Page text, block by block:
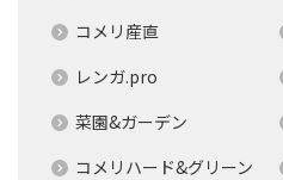
コメリ産直
レンガ.pro
菜園&ガーデン
コメリハード&グリーン